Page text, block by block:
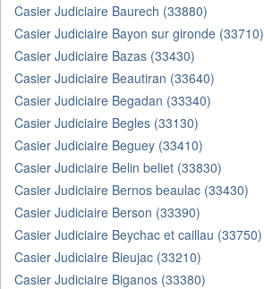
Casier Judiciaire Baurech (33880)
Casier Judiciaire Bayon sur gironde (33710)
Casier Judiciaire Bazas (33430)
Casier Judiciaire Beautiran (33640)
Casier Judiciaire Begadan (33340)
Casier Judiciaire Begles (33130)
Casier Judiciaire Beguey (33410)
Casier Judiciaire Belin beliet (33830)
Casier Judiciaire Bernos beaulac (33430)
Casier Judiciaire Berson (33390)
Casier Judiciaire Beychac et caillau (33750)
Casier Judiciaire Bieujac (33210)
Casier Judiciaire Biganos (33380)